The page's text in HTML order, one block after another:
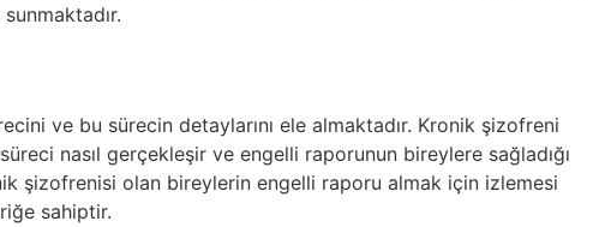
ve bu sürecin detaylarını ele almaktadır. Kronik şizofreni
nasıl gerçekleşir ve engelli raporunun bireylere sağladığı
şizofrenisi olan bireylerin engelli raporu almak için izlemesi
sahiptir.